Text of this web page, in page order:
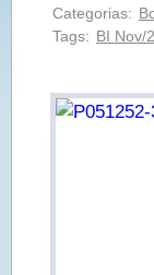
Categorias:
Tags: BI Nov/